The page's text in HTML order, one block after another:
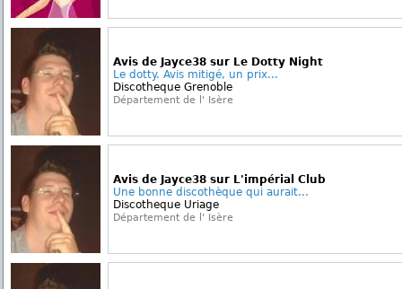
Avis de Jayce38 sur Le Dotty Night
Le dotty. Avis mitigé, un prix...
Discotheque Grenoble
Département de l' Isère
Avis de Jayce38 sur L'impérial Club
Une bonne discothèque qui aurait...
Discotheque Uriage
Département de l' Isère